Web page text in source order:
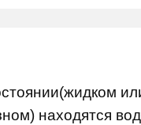
находятся